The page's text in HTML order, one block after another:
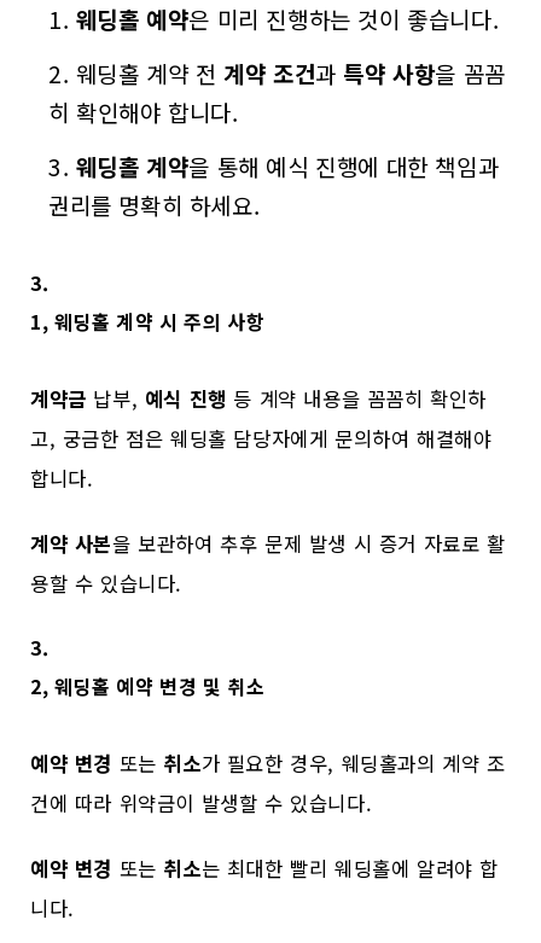
웨딩홀 예약은 미리 진행하는 것이 좋습니다.
웨딩홀 계약 전계약 조건과 특약 사항을 꼼꼼
히 확인해야 합니다.
웨딩홀 계약을 통해 예식 진행에 대한 책임과
권리를 명확히 하세요.
3.
1, 웨딩홀 계약 시 주의 사항
계약금 납부, 예식 진행 등 계약 내용을 꼼꼼히 확인하
고, 궁금한 점은 웨딩홀 담당자에게 문의하여 해결해야
합니다.
계약 사본을 보관하여 추후 문제 발생 시 증거 자료로 활
용할 수 있습니다.
3.
2, 웨딩홀 예약 변경 및 취소
예약 변경 또는 취소가 필요한 경우, 웨딩홀과의 계약 조
건에 따라 위약금이 발생할 수 있습니다.
예약 변경 또는 취소는 최대한 빨리 웨딩홀에 알려야 합
니다.